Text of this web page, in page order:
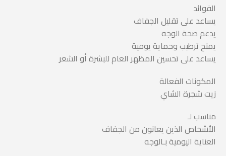
الفوائد
يساعد على تقليل الجفاف
يدعم صحة الوجه
يمنح ترطيب وحماية يومية
يساعد على تحسين المظهر العام للبشرة أو الشعر
المكونات الفعالة
زيت شجرة الشاي
مناسب لـ
الأشخاص الذين يعانون من الجفاف
العناية اليومية بـالوجه